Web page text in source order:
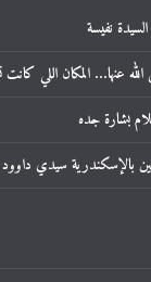
نفيسة
عنها… المكان اللي كانت
بشارة جده
بالإسكندرية سيدي